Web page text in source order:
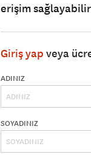
erişim
Giriş yap veya
ADINIZ
SOYADINIZ